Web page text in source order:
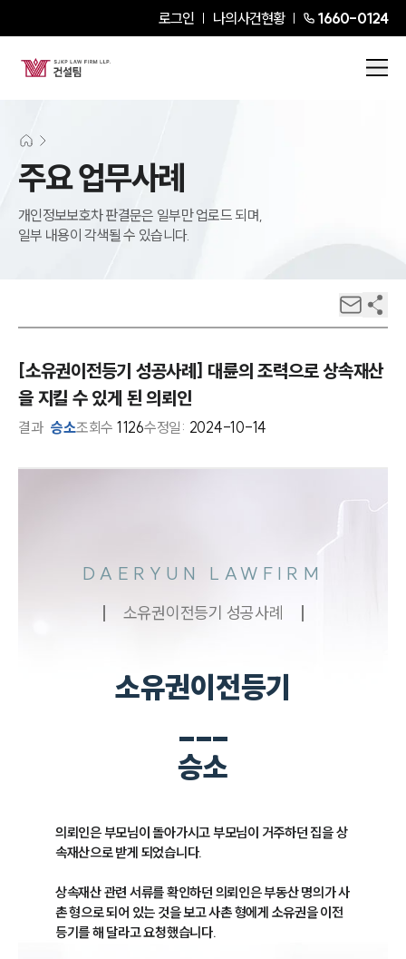
로그인 나의사건현황 1660-0124
주요 업무사례
개인정보보호차 판결문은 일부만 업로드 되며,
일부 내용이 각색될 수 있습니다.
[소유권이전등기 성공사례] 대륜의 조력으로 상속재산
을 지킬 수 있게 된 의뢰인
결과 승소조회수 1126수정일: 2024-10-14
DAERYUN LAWFIRM
소유권이전등기 성공사례
소유권이전등기
___
승소
의뢰인은 부모님이 돌아가시고 부모님이 거주하던 집을 상
속재산으로 받게 되었습니다.
상속재산 관련 서류를 확인하던 의뢰인은 부동산 명의가 사
촌 형으로 되어 있는 것을 보고 사촌 형에게 소유권을 이전
등기를 해 달라고 요청했습니다.